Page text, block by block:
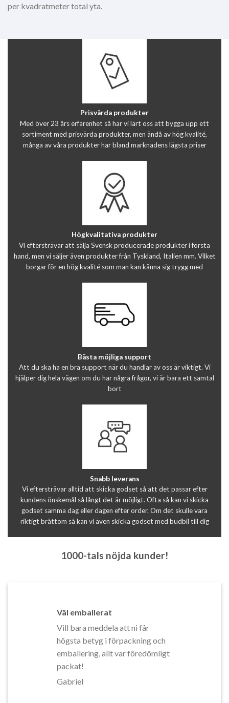
per kvadratmeter total yta.
Prisvärda produkter
Med över 23 års erfarenhet så har vi lärt oss att bygga upp ett
sortiment med prisvärda produkter, men ändå av hög kvalité,
många av våra produkter har bland marknadens lägsta priser
Högkvalitativa produkter
Vi eftersträvar att sälja Svensk producerade produkter i första
hand, men vi säljer även produkter från Tyskland, Italien mm. Vilket
borgar för en hög kvalité som man kan känna sig trygg med
Bästa möjliga support
Att du ska ha en bra support när du handlar av oss är viktigt. Vi
hjälper dig hela vägen om du har några frågor, vi är bara ett samtal
bort
Snabb leverans
Vi eftersträvar alltid att skicka godset så att det passar efter
kundens önskemål så långt det är möjligt. Ofta så kan vi skicka
godset samma dag eller dagen efter order. Om det skulle vara
riktigt bråttom så kan vi även skicka godset med budbil till dig
1000-tals nöjda kunder!
Väl emballerat
Vill bara meddela att ni får
högsta betyg i förpackning och
emballering, allt var föredömligt
packat!
Gabriel